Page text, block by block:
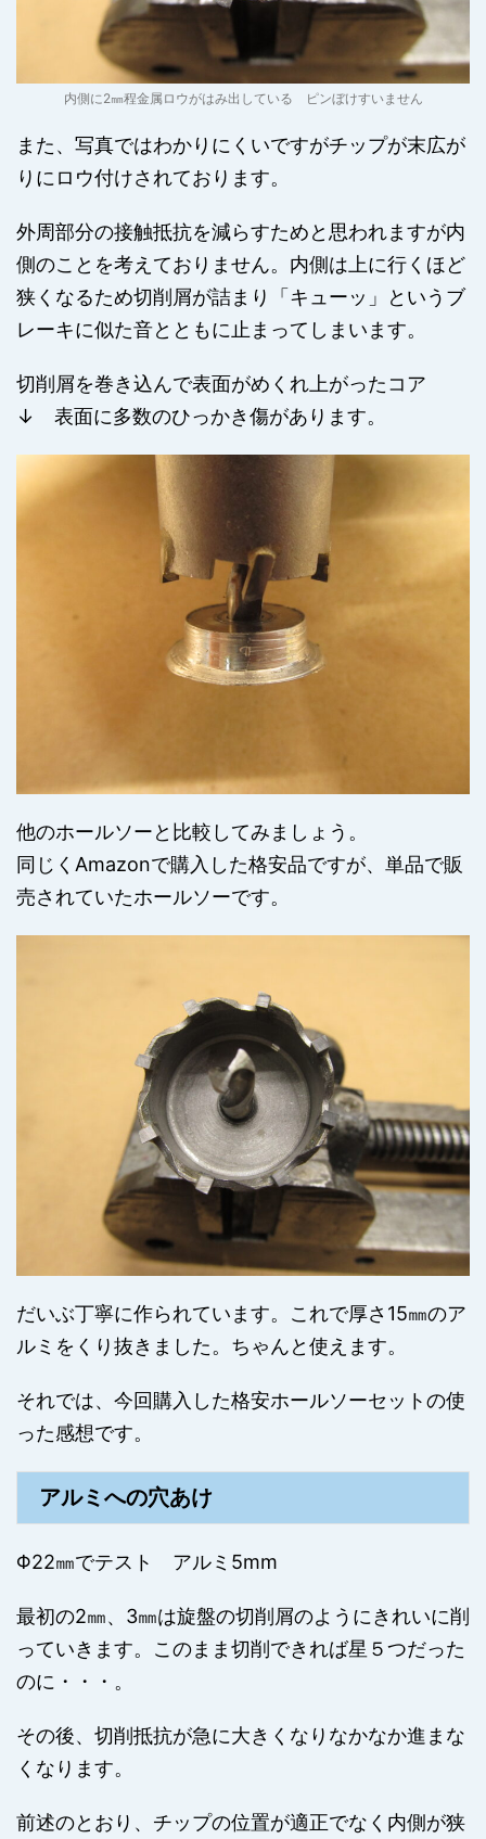
内側に2㎜程金属ロウがはみ出している ピンぼけすいません
また、写真ではわかりにくいですがチップが末広が
りにロウ付けされております。
外周部分の接触抵抗を減らすためと思われますが内
側のことを考えておりません。内側は上に行くほど
狭くなるため切削屑が詰まり「キューッ」というブ
レーキに似た音とともに止まってしまいます。
切削屑を巻き込んで表面がめくれ上がったコア
↓ 表面に多数のひっかき傷があります。
他のホールソーと比較してみましょう。
同じくAmazonで購入した格安品ですが、単品で販
売されていたホールソーです。
だいぶ丁寧に作られています。これで厚さ15㎜のア
ルミをくり抜きました。ちゃんと使えます。
それでは、今回購入した格安ホールソーセットの使
った感想です。
アルミへの穴あけ
Φ22㎜でテスト アルミ5mm
最初の2㎜、3㎜は旋盤の切削屑のようにきれいに削
っていきます。このまま切削できれば星５つだった
のに・・・。
その後、切削抵抗が急に大きくなりなかなか進まな
くなります。
前述のとおり、チップの位置が適正でなく内側が狭